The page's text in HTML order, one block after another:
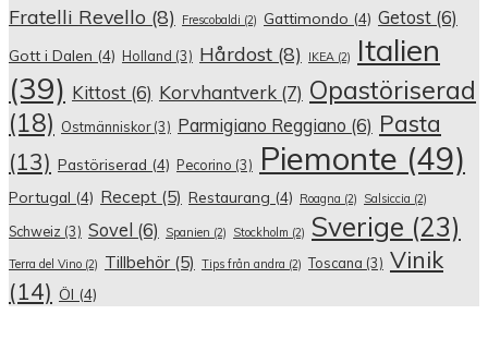
Fratelli Revello (8) Frescobaldi (2) Gattimondo (4) Getost (6)
Gott i Dalen (4) Holland (3) Hårdost (8) IKEA (2)
Italien
(39) Kittost (6) Korvhantverk (7) Opastöriserad
(18) Ostmänniskor(3) Parmigiano Reggiano (6) Pasta
(13) Pastöriserad (4) Pecorino (3) Piemonte (49)
Portugal (4) Recept (5) Restaurang (4) Roagna (2) Salsiccia (2)
Schweiz (3) Sovel (6) Spanien (2) Stockholm (2) Sverige (23)
Terra del Vino (2) Tillbehör (5) Tips från andra (2) Toscana (3) Vinik
(14) Öl (4)